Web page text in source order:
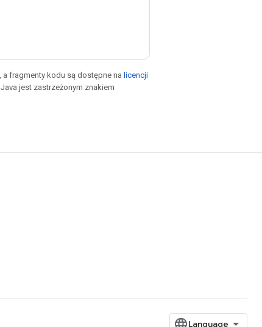
, a fragmenty kodu są dostępne na licencji
. Java jest zastrzeżonym znakiem